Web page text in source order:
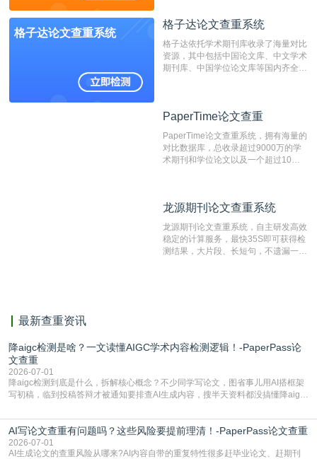
编辑部检测来稿和已发表的文献,检测
测时注意填写第一作者,才能排除已发
表文献复制比。（限制字符数1万）
格子达论文查重系统
格子达论文查重系统
格子达依托学术期刊库收录了海量对比
资源，其中包括中国论文库、中文学术
期刊库、中国学位论文库等国内齐全的
系统，可检测中文、英文两种语言的论
PaperTime论文查重
PaperTime论文查重系统，拥有海量的
对比数据库，总收录超过9000万的学
术期刊和学位论文以及一个超过10亿
对，利用指纹索引快速而精准地在云检
有相似的片段，该项技术检测速度快、
准确率高，市场反映良好。
龙源期刊论文查重系统
龙源期刊论文查重系统，自主研发高效
稳定的计算服务，最快35S即可获得检
测结果，大片段、长短句，不遗漏一处
最新查重资讯
降aigc检测是啥？一文读懂AIGC学术内容检测逻辑！-PaperPass论
文查重
2026-07-01
降aigc检测到底是什么，拆解核心概念？不少同学写论文，图省事儿用AI搭框架
写初稿，临到投稿答辩才被通知要排查AI生成内容，搜半天资料都没搞懂降aigc
怕是已经入行的科研人员，不少人也搞不清降aigc检测是啥，对相关要求摸不
准。其实，降aigc检测是伴随AIGC工具在学术领域普及诞生的新需求，核心是为
了满足现在高校、期刊对AI生
AI写论文查重有问题吗？这些风险要提前理清！-PaperPass论文查重
2026-07-01
AI生成论文的查重风险从哪来?AI内容自带的重复特性很多赶毕业论文、赶期刊